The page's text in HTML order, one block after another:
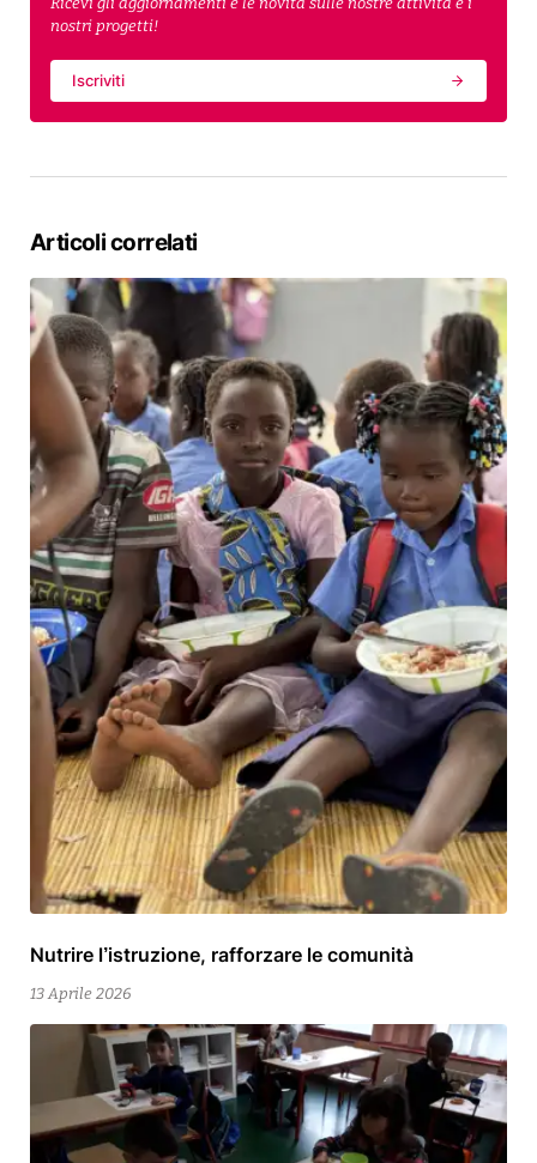
nostri progetti!
Iscriviti
Articoli correlati
Nutrire l’istruzione, rafforzare le comunità
13 Aprile 2026
12
Maggio